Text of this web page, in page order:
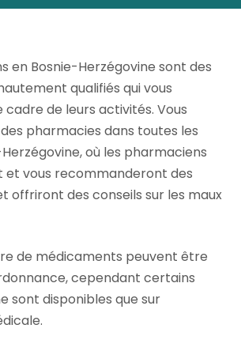
en Bosnie-Herzégovine sont des
qualifiés qui vous
de leurs activités. Vous
pharmacies dans toutes les
où les pharmaciens
et vous recommanderont des
offriront des conseils sur les maux
de médicaments peuvent être
cependant certains
sont disponibles que sur